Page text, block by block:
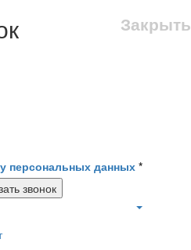
Закрыть
персональных данных *
звонок